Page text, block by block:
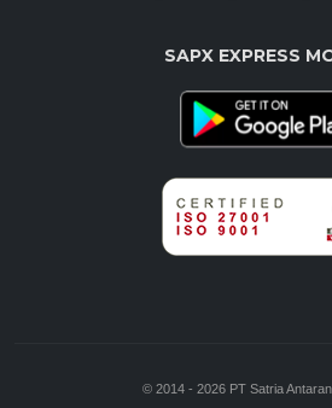
SAPX EXPRESS
© 2014 - 2026 PT Satria